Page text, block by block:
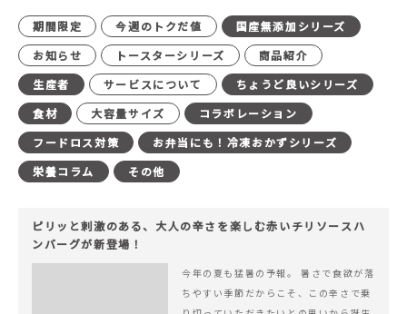
期間限定 今週のトクだ値
国産無添加シリーズ
お知らせ
トースターシリーズ
商品紹介
生産者
サービスについて
ちょうど良いシリーズ
食材
大容量サイズ
コラボレーション
フードロス対策
お弁当にも！冷凍おかずシリーズ
栄養コラム
その他
ピリッと刺激のある、大人の辛さを楽しむ赤いチリソースハ
ンバーグが新登場！
今年の夏も猛暑の予報。 暑さで食欲が落
ちやすい季節だからこそ、この辛さで乗